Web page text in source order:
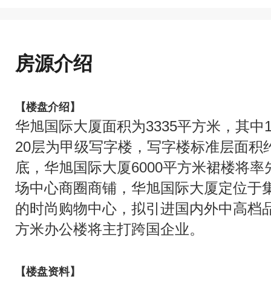
房源介绍
【楼盘介绍】
华旭国际大厦面积为3335平方米，其
20层为甲级写字楼，写字楼标准层面积
底，华旭国际大厦6000平方米裙楼将
场中心商圈商铺，华旭国际大厦定位于
的时尚购物中心，拟引进国内外中高档
方米办公楼将主打跨国企业。
【楼盘资料】